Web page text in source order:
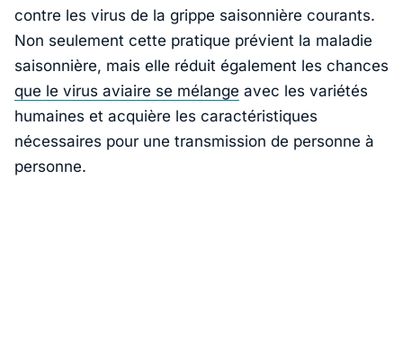
contre les virus de la grippe saisonnière courants.
Non seulement cette pratique prévient la maladie
saisonnière, mais elle réduit également les chances
que le virus aviaire se mélange avec les variétés
humaines et acquière les caractéristiques
nécessaires pour une transmission de personne à
personne.